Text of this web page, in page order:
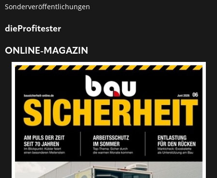
Sonderveröffentlichungen
dieProfitester
ONLINE-MAGAZIN